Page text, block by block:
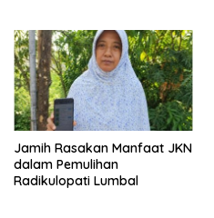
Jamih Rasakan Manfaat JKN
dalam Pemulihan
Radikulopati Lumbal